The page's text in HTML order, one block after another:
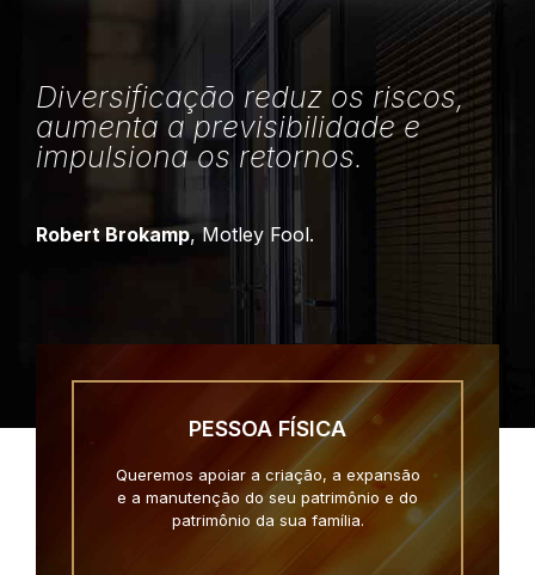
Diversificação reduz os riscos,
aumenta a previsibilidade e
impulsiona os retornos.
Robert Brokamp, Motley Fool.
PESSOA FÍSICA
Queremos apoiar a criação, a expansão
e a manutenção do seu patrimônio e do
patrimônio da sua família.